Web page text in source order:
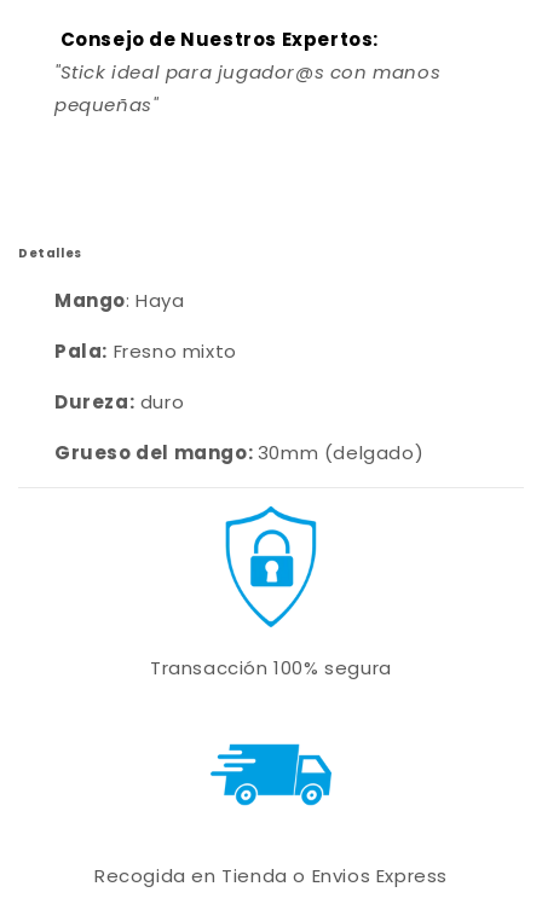
Consejo de Nuestros Expertos:
"Stick ideal para jugador@s con manos
pequeñas"
Detalles
Mango: Haya
Pala: Fresno mixto
Dureza: duro
Grueso del mango:30mm (delgado)
Transacción 100% segura
Recogida en Tienda o Envios Express